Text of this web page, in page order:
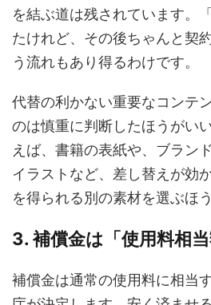
を結ぶ道は残されています。
たけれど、その後ちゃんと契
う流れもあり得るわけです。
代替の利かない重要なコンテ
のは慎重に判断したほうがい
えば、書籍の表紙や、ブラン
イラストなど、差し替えが効
を得られる別の素材を選ぶほ
3. 補償金は「使用料相当
補償金は通常の使用料に相当